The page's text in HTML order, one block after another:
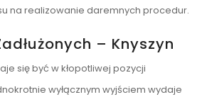
na realizowanie daremnych procedur.
– Knyszyn
się być w kłopotliwej pozycji
wyłącznym wyjściem wydaje